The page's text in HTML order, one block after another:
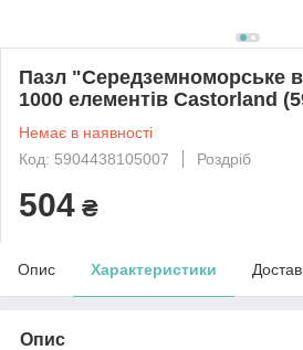
Пазл "Середземноморське
1000 елементів Castorland
Немає в наявності
Код: 5904438105007
Роздріб
504 ₴
Опис Характеристики
Опис